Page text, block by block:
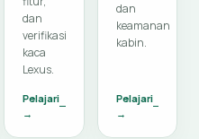
dan
verifikasi
kaca
Lexus.
Pelajari
→
dan
keamanan
kabin.
Pelajari
→